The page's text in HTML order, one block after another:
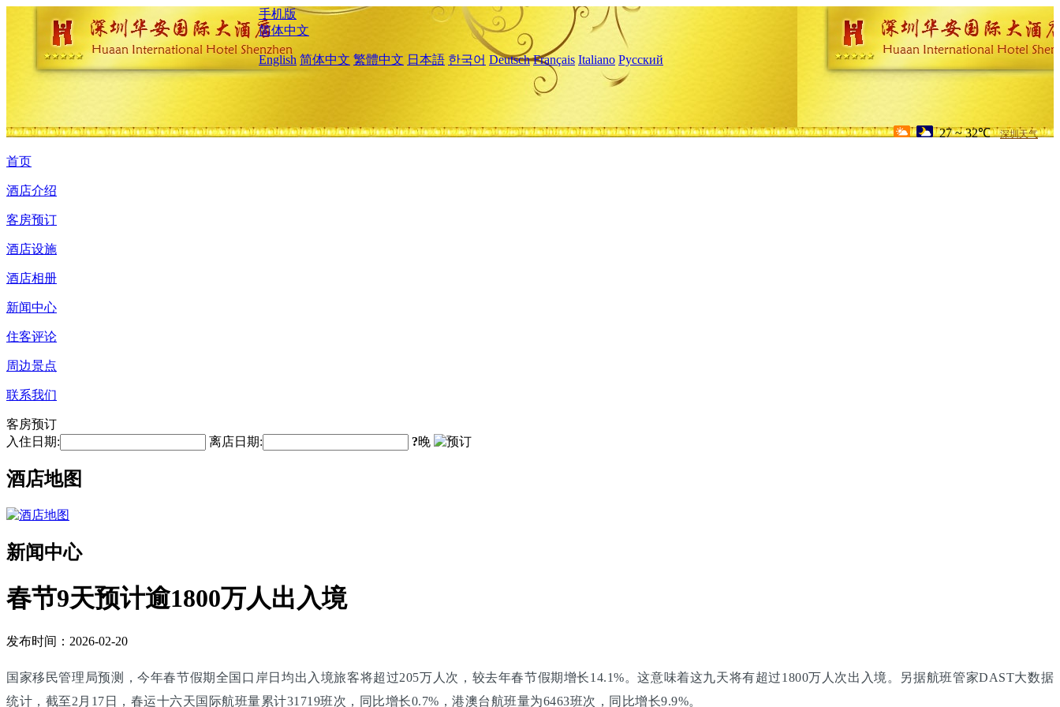
手机版
简体中文
English 简体中文 繁體中文 日本語 한국어 Deutsch Français Italiano Русский
27 ~ 32℃ 深圳天气
首页
酒店介绍
客房预订
酒店设施
酒店相册
新闻中心
住客评论
周边景点
联系我们
客房预订
入住日期:
离店日期: ?晚
酒店地图
新闻中心
春节9天预计逾1800万人出入境
发布时间：2026-02-20
国家移民管理局预测，今年春节假期全国口岸日均出入境旅客将超过205万人次，较去年春节假期增长14.1%。这意味着这九天将有超过1800万人次出入境。另据航班管家DAST大数据
统计，截至2月17日，春运十六天国际航班量累计31719班次，同比增长0.7%，港澳台航班量为6463班次，同比增长9.9%。